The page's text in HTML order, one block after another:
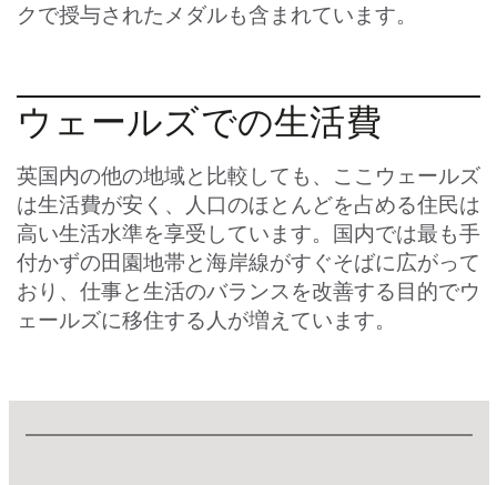
クで授与されたメダルも含まれています。
ウェールズでの生活費
英国内の他の地域と比較しても、ここウェールズ
は生活費が安く、人口のほとんどを占める住民は
高い生活水準を享受しています。国内では最も手
付かずの田園地帯と海岸線がすぐそばに広がって
おり、仕事と生活のバランスを改善する目的でウ
ェールズに移住する人が増えています。